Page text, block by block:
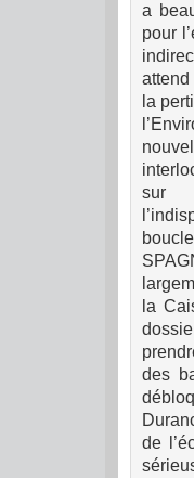
a
pour
attend
la
sur
la
des
de
sérieu